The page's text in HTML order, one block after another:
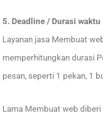
5. Deadline / Durasi
Layanan jasa Membuat
memperhitungkan durasi
pesan, seperti 1 pekan, 1
Lama Membuat web